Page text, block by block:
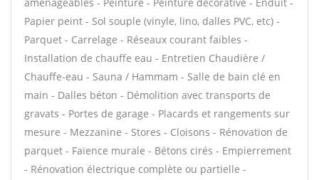
Papier peint - Sol souple (vinyle, lino, dalles PVC, etc) -
Parquet - Carrelage - Réseaux courant faibles -
Installation de chauffe eau - Entretien Chaudière /
Chauffe-eau - Sauna / Hammam - Salle de bain clé en
main - Dalles béton - Démolition avec transports de
gravats - Portes de garage - Placards et rangements sur
mesure - Mezzanine - Stores - Cloisons - Rénovation de
parquet - Faïence murale - Bétons cirés - Empierrement
- Rénovation électrique complète ou partielle -